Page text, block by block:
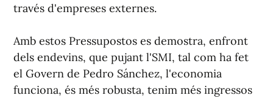
través d'empreses externes.
Amb estos Pressupostos es demostra, enfront
dels endevins, que pujant l'SMI, tal com ha fet
el Govern de Pedro Sánchez, l'economia
funciona, és més robusta, tenim més ingressos